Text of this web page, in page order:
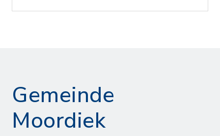
Gemeinde
Moordiek